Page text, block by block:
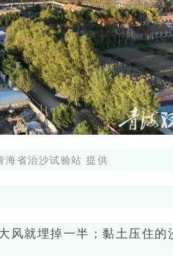
海省治沙试验站 提供
风就埋掉一半；黏土压住